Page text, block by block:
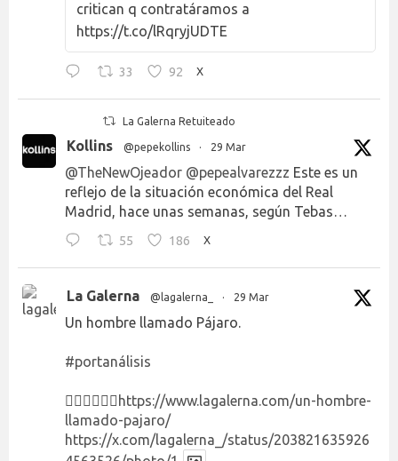
critican q contratáramos a
https://t.co/lRqryjUDTE
33 92 X
La Galerna Retuiteado
Kollins @pepekollins · 29 Mar
@TheNewOjeador @pepealvarezzz Este es un
reflejo de la situación económica del Real
Madrid, hace unas semanas, según Tebas…
55 186 X
La Galerna @lagalerna_ · 29 Mar
Un hombre llamado Pájaro.
#portanálisis
👉🏻👉🏻👉🏻 https://www.lagalerna.com/un-hombre-
llamado-pajaro/
https://x.com/lagalerna_/status/203821635926